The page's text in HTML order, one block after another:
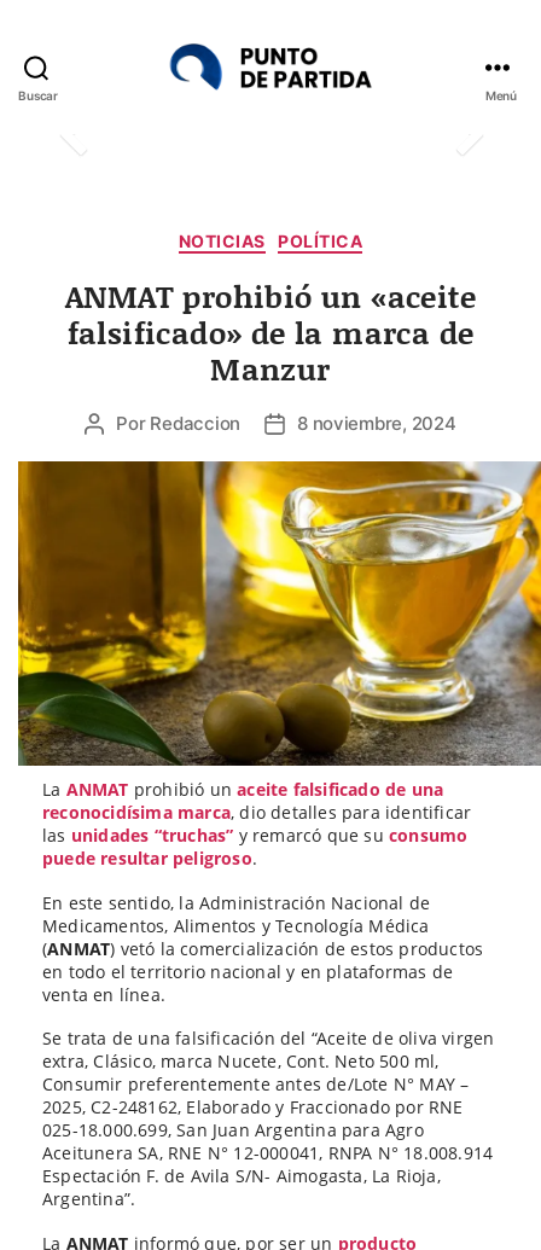
Buscar Menú
Categorías
NOTICIAS POLÍTICA
ANMAT prohibió un «aceite
falsificado» de la marca de
Manzur
Autor
Por Redaccion
Fecha
la
entrada
8 noviembre, 2024
La ANMAT prohibió unaceite falsificado de una
reconocidísima marca, dio detalles para identificar
las unidades “truchas” y remarcó que suconsumo
puede resultar peligroso.
En este sentido, la Administración Nacional de
Medicamentos, Alimentos y Tecnología Médica
(ANMAT) vetó la comercialización de estos productos
en todo el territorio nacional y en plataformas de
venta en línea.
Se trata de una falsificación del “Aceite de oliva virgen
extra, Clásico, marca Nucete, Cont. Neto 500 ml,
Consumir preferentemente antes de/Lote N° MAY –
2025, C2-248162, Elaborado y Fraccionado por RNE
025-18.000.699, San Juan Argentina para Agro
Aceitunera SA, RNE N° 12-000041, RNPA N° 18.008.914
Espectación F. de Avila S/N- Aimogasta, La Rioja,
Argentina”.
La ANMAT informó que, por ser un producto